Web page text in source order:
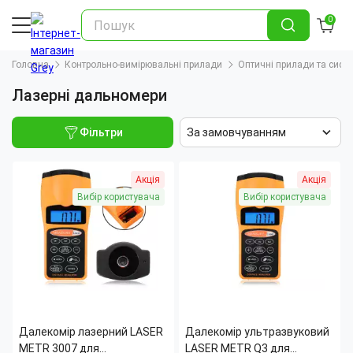
0
Головна Контрольно-вимірювальні прилади Оптичні прилади та
Лазерні дальномери
Фільтри За замовчуванням
Акція
Вибір користувача
Далекомір лазерний LASER
METR 3007 для
Акція
Вибір користувача
Далекомір ультразвуковий
LASER METR Q3 для